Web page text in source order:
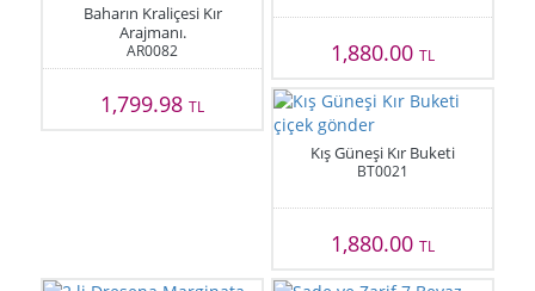
Baharın Kraliçesi Kır
Arajmanı.
AR0082
1,799.98TL
1,880.00 TL
Kış Güneşi Kır Buketi
BT0021
1,880.00 TL